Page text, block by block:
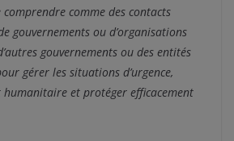
comme des contacts
gouvernements ou d’organisations
gouvernements ou des entités
gérer les situations d’urgence,
et protéger efficacement